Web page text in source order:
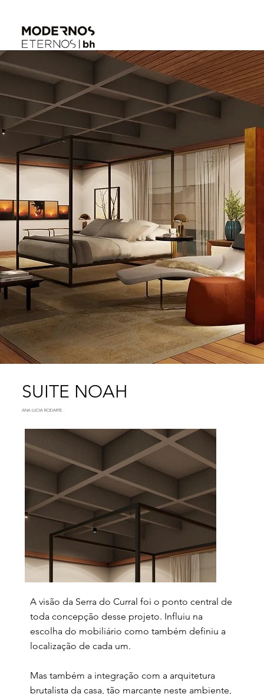
SUITE NOAH
ANA LUCIA RODARTE
A visão da Serra do Curral foi o ponto central de
toda concepção desse projeto. Influiu na
escolha do mobiliário como também definiu a
localização de cada um.
Mas também a integração com a arquitetura
brutalista da casa, tão marcante neste ambiente,